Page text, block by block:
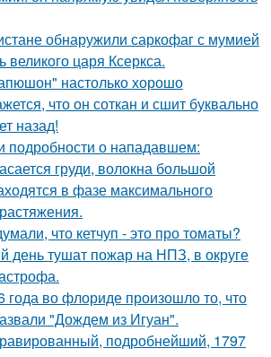
обнаружили саркофаг с мумией
великого царя Ксеркса.
настолько хорошо
что он соткан и сшит буквально
назад!
о нападавшем:
груди, волокна большой
в фазе максимального
что кетчуп - это про томаты?
день тушат пожар на НПЗ, в округе
года во флориде произошло то, что
"Дождем из Игуан".
подробнейший, 1797